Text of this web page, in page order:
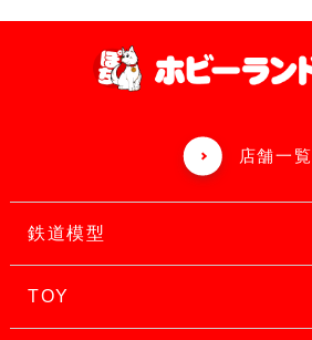
店舗一覧
鉄道模型
TOY